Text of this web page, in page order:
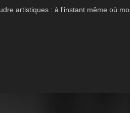
artistiques : à l'instant même où mon